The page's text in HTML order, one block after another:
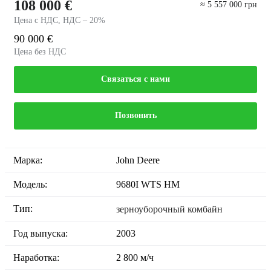
108 000 €
Цена с НДС, НДС – 20%
≈ 5 557 000 грн
90 000 €
Цена без НДС
Связаться с нами
Позвонить
Марка: John Deere
Модель: 9680I WTS HM
Тип: зерноуборочный комбайн
Год выпуска: 2003
Наработка: 2 800 м/ч